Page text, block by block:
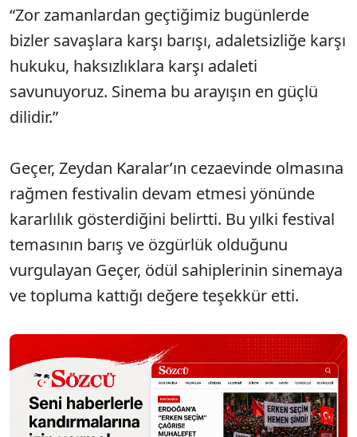
“Zor zamanlardan geçtiğimiz bugünlerde
bizler savaşlara karşı barışı, adaletsizliğe karşı
hukuku, haksızlıklara karşı adaleti
savunuyoruz. Sinema bu arayışın en güçlü
dilidir.”
Geçer, Zeydan Karalar’ın cezaevinde olmasına
rağmen festivalin devam etmesi yönünde
kararlılık gösterdiğini belirtti. Bu yılki festival
temasının barış ve özgürlük olduğunu
vurgulayan Geçer, ödül sahiplerinin sinemaya
ve topluma kattığı değere teşekkür etti.